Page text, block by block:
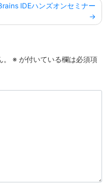
IDEハンズオンセミナー
※ が付いている欄は必須項